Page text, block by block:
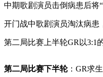
中期歌剧演员击倒病患后将
开门战中歌剧演员淘汰病患
第二局比赛上半轮GR以3:1
第二局比赛下半轮：GR求